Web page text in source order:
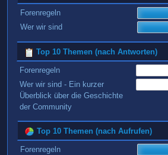
Forenregeln
Wer wir sind
Top 10 Themen (nach Antworten)
Forenregeln
Wer wir sind - Ein kurzer
Überblick über die Geschichte
der Community
Top 10 Themen (nach Aufrufen)
Forenregeln